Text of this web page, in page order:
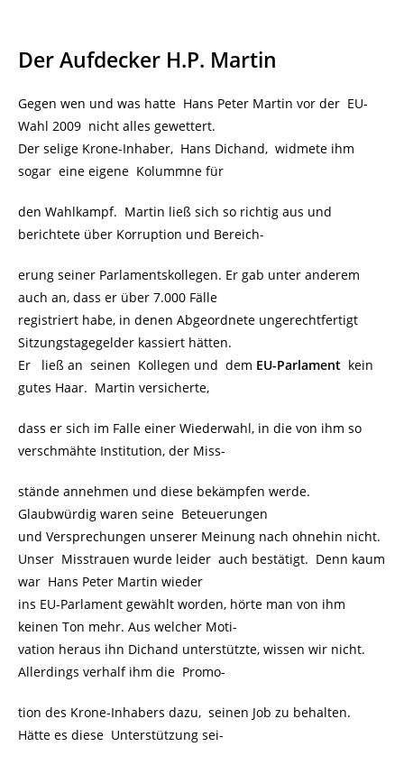
Der Aufdecker H.P. Martin
Gegen wen und was hatte Hans Peter Martin vor der EU-
Wahl 2009 nicht alles gewettert.
Der selige Krone-Inhaber, Hans Dichand, widmete ihm
sogar eine eigene Kolummne für
den Wahlkampf. Martin ließ sich so richtig aus und
berichtete über Korruption und Bereich-
erung seiner Parlamentskollegen. Er gab unter anderem
auch an, dass er über 7.000 Fälle
registriert habe, in denen Abgeordnete ungerechtfertigt
Sitzungstagegelder kassiert hätten.
Er ließ an seinen Kollegen und dem EU-Parlament kein
gutes Haar. Martin versicherte,
dass er sich im Falle einer Wiederwahl, in die von ihm so
verschmähte Institution, der Miss-
stände annehmen und diese bekämpfen werde.
Glaubwürdig waren seine Beteuerungen
und Versprechungen unserer Meinung nach ohnehin nicht.
Unser Misstrauen wurde leider auch bestätigt. Denn kaum
war Hans Peter Martin wieder
ins EU-Parlament gewählt worden, hörte man von ihm
keinen Ton mehr. Aus welcher Moti-
vation heraus ihn Dichand unterstützte, wissen wir nicht.
Allerdings verhalf ihm die Promo-
tion des Krone-Inhabers dazu, seinen Job zu behalten.
Hätte es diese Unterstützung sei-